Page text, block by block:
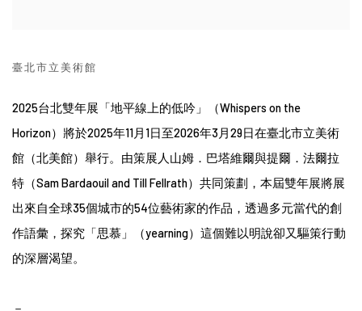
臺北市立美術館
2025台北雙年展「地平線上的低吟」（Whispers on the
Horizon）將於2025年11月1日至2026年3月29日在臺北市立美術
館（北美館）舉行。由策展人山姆．巴塔維爾與提爾．法爾拉
特（Sam Bardaouil and Till Fellrath）共同策劃，本屆雙年展將展
出來自全球35個城市的54位藝術家的作品，透過多元當代的創
作語彙，探究「思慕」（yearning）這個難以明說卻又驅策行動
的深層渴望。
－